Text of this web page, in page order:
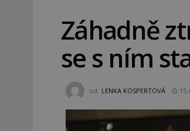
Záhadně
se s ním
od LENKA KOSPERTOVÁ